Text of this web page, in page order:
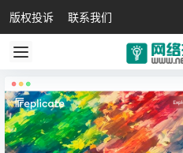
版权投诉 联系我们